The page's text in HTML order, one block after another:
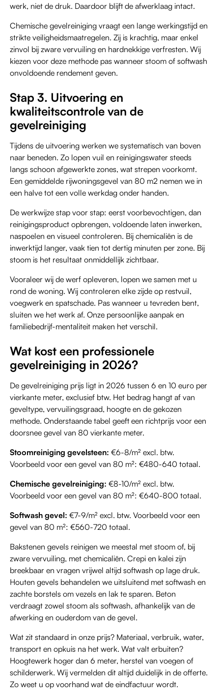
werk, niet de druk. Daardoor blijft de afwerklaag intact.
Chemische gevelreiniging vraagt een lange werkingstijd en
strikte veiligheidsmaatregelen. Zij is krachtig, maar enkel
zinvol bij zware vervuiling en hardnekkige verfresten. Wij
kiezen voor deze methode pas wanneer stoom of softwash
onvoldoende rendement geven.
Stap 3. Uitvoering en
kwaliteitscontrole van de
gevelreiniging
Tijdens de uitvoering werken we systematisch van boven
naar beneden. Zo lopen vuil en reinigingswater steeds
langs schoon afgewerkte zones, wat strepen voorkomt.
Een gemiddelde rijwoningsgevel van 80 m2 nemen we in
een halve tot een volle werkdag onder handen.
De werkwijze stap voor stap: eerst voorbevochtigen, dan
reinigingsproduct opbrengen, voldoende laten inwerken,
naspoelen en visueel controleren. Bij chemicaliën is de
inwerktijd langer, vaak tien tot dertig minuten per zone. Bij
stoom is het resultaat onmiddellijk zichtbaar.
Vooraleer wij de werf opleveren, lopen we samen met u
rond de woning. Wij controleren elke zijde op restvuil,
voegwerk en spatschade. Pas wanneer u tevreden bent,
sluiten we het werk af. Onze persoonlijke aanpak en
familiebedrijf-mentaliteit maken het verschil.
Wat kost een professionele
gevelreiniging in 2026?
De gevelreiniging prijs ligt in 2026 tussen 6 en 10 euro per
vierkante meter, exclusief btw. Het bedrag hangt af van
geveltype, vervuilingsgraad, hoogte en de gekozen
methode. Onderstaande tabel geeft een richtprijs voor een
doorsnee gevel van 80 vierkante meter.
Stoomreiniging gevelsteen: €6-8/m² excl. btw.
Voorbeeld voor een gevel van 80 m²: €480-640 totaal.
Chemische gevelreiniging: €8-10/m² excl. btw.
Voorbeeld voor een gevel van 80 m²: €640-800 totaal.
Softwash gevel: €7-9/m² excl. btw. Voorbeeld voor een
gevel van 80 m²: €560-720 totaal.
Bakstenen gevels reinigen we meestal met stoom of, bij
zware vervuiling, met chemicaliën. Crepi en kalei zijn
breekbaar en vragen vrijwel altijd softwash op lage druk.
Houten gevels behandelen we uitsluitend met softwash en
zachte borstels om vezels en lak te sparen. Beton
verdraagt zowel stoom als softwash, afhankelijk van de
afwerking en ouderdom van de gevel.
Wat zit standaard in onze prijs? Materiaal, verbruik, water,
transport en opkuis na het werk. Wat valt erbuiten?
Hoogtewerk hoger dan 6 meter, herstel van voegen of
schilderwerk. Wij vermelden dit altijd duidelijk in de offerte.
Zo weet u op voorhand wat de eindfactuur wordt.